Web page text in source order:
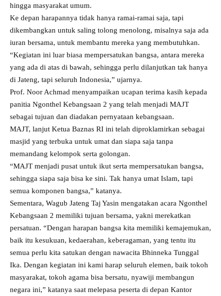
hingga masyarakat umum.
Ke depan harapannya tidak hanya ramai-ramai saja, tapi
dikembangkan untuk saling tolong menolong, misalnya saja ada
iuran bersama, untuk membantu mereka yang membutuhkan.
“Kegiatan ini luar biasa mempersatukan bangsa, antara mereka
yang ada di atas di bawah, sehingga perlu dilanjutkan tak hanya
di Jateng, tapi seluruh Indonesia,” ujarnya.
Prof. Noor Achmad menyampaikan ucapan terima kasih kepada
panitia Ngonthel Kebangsaan 2 yang telah menjadi MAJT
sebagai tujuan dan diadakan pernyataan kebangsaan.
MAJT, lanjut Ketua Baznas RI ini telah diproklamirkan sebagai
masjid yang terbuka untuk umat dan siapa saja tanpa
memandang kelompok serta golongan.
“MAJT menjadi pusat untuk ikut serta mempersatukan bangsa,
sehingga siapa saja bisa ke sini. Tak hanya umat Islam, tapi
semua komponen bangsa,” katanya.
Sementara, Wagub Jateng Taj Yasin mengatakan acara Ngonthel
Kebangsaan 2 memiliki tujuan bersama, yakni merekatkan
persatuan. “Dengan harapan bangsa kita memiliki kemajemukan,
baik itu kesukuan, kedaerahan, keberagaman, yang tentu itu
semua perlu kita satukan dengan nawacita Bhinneka Tunggal
Ika. Dengan kegiatan ini kami harap seluruh elemen, baik tokoh
masyarakat, tokoh agama bisa bersatu, nyawiji membangun
negara ini,” katanya saat melepasa peserta di depan Kantor